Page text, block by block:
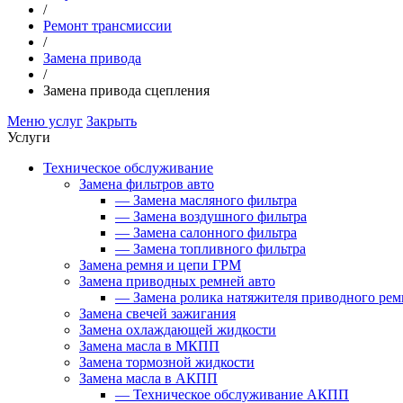
/
Ремонт трансмиссии
/
Замена привода
/
Замена привода сцепления
Меню услуг Закрыть
Услуги
Техническое обслуживание
Замена фильтров авто
— Замена масляного фильтра
— Замена воздушного фильтра
— Замена салонного фильтра
— Замена топливного фильтра
Замена ремня и цепи ГРМ
Замена приводных ремней авто
— Замена ролика натяжителя приводного
Замена свечей зажигания
Замена охлаждающей жидкости
Замена масла в МКПП
Замена тормозной жидкости
Замена масла в АКПП
— Техническое обслуживание АКПП